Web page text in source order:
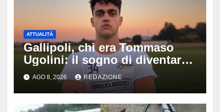
ATTUALITÀ
Gallipoli, chi era Tommaso
Ugolini: il sogno di diventare
medico e la fascia da
capitano, il dolore di Bologna
per il 19enne morto in mare
AGO 8, 2026 REDAZIONE